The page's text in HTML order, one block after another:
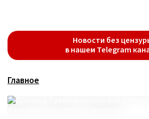
Новости без
в нашем Telegram
Главное